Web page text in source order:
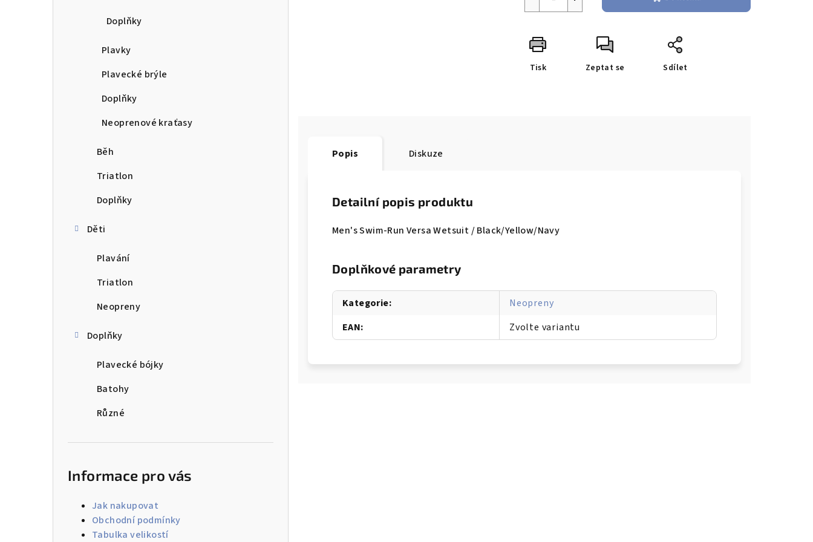
Doplňky
Plavky
Plavecké brýle
Doplňky
Neoprenové kraťasy
Běh
Triatlon
Doplňky
Děti
Plavání
Triatlon
Neopreny
Doplňky
Plavecké bójky
Batohy
Různé
Informace pro vás
Jak nakupovat
Obchodní podmínky
Tabulka velikostí
Tisk Zeptat se Sdílet
Popis Diskuze
Detailní popis produktu
Men's Swim-Run Versa Wetsuit / Black/Yellow/Navy
Doplňkové parametry
Kategorie:
Neopreny
EAN: Zvolte variantu